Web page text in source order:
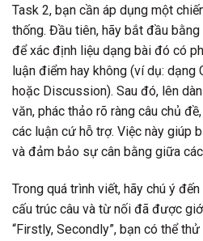
Task 2, bạn cần áp dụng một
thống. Đầu tiên, hãy bắt đầu
để xác định liệu dạng bài đó có
luận điểm hay không (ví dụ:
hoặc Discussion). Sau đó, lên
văn, phác thảo rõ ràng câu chủ
các luận cứ hỗ trợ. Việc này giúp
và đảm bảo sự cân bằng giữa các
Trong quá trình viết, hãy chú ý
cấu trúc câu và từ nối đã được
“Firstly, Secondly”, bạn có thể